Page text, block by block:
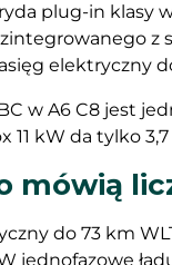
plug-in klasy
elektryczny
w A6 C8 jest
kW da tylko
do 73 km
jednofazowe